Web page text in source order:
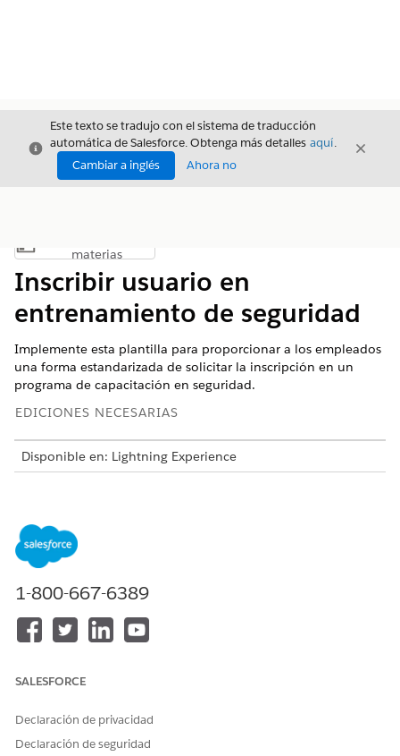
Cerrar
Este texto se tradujo con el sistema de traducción
automática de Salesforce. Obtenga más detalles aquí.
Cambiar a inglés
Ahora no
Cerrar
Mostrar índice de materias
materias
Inscribir usuario en
entrenamiento de seguridad
Implemente esta plantilla para proporcionar a los empleados
una forma estandarizada de solicitar la inscripción en un
programa de capacitación en seguridad.
EDICIONES NECESARIAS
Disponible en: Lightning Experience
Esta plantilla crea un registro de solicitud de servicio que
captura detalles de usuario esenciales para una realización
Atributos de admisión
El formulario de admisión para esta plantilla captura estos
Nombre de canal de capacitación: El nombre del canal de
inscripción.
Dirección de email de aprendiz: La dirección de email de
1-800-667-6389
SALESFORCE
Declaración de privacidad
Declaración de seguridad